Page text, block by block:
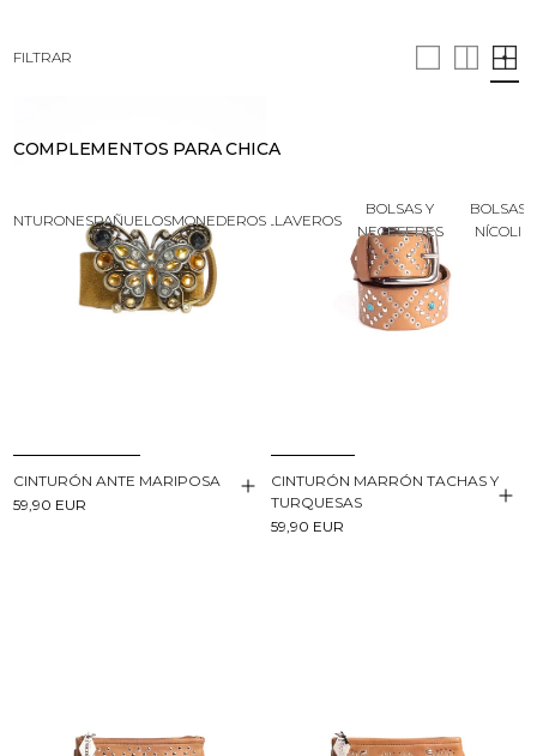
COMPLEMENTOS PARA CHICA
CINTURONESPAÑUELOSMONEDEROS LLAVEROS
BOLSAS Y
NECESERES
BOLSAS
NÍCOLI
FILTRAR
CINTURÓN ANTE MARIPOSA
59,90 EUR
CINTURÓN MARRÓN TACHAS Y
TURQUESAS
59,90 EUR